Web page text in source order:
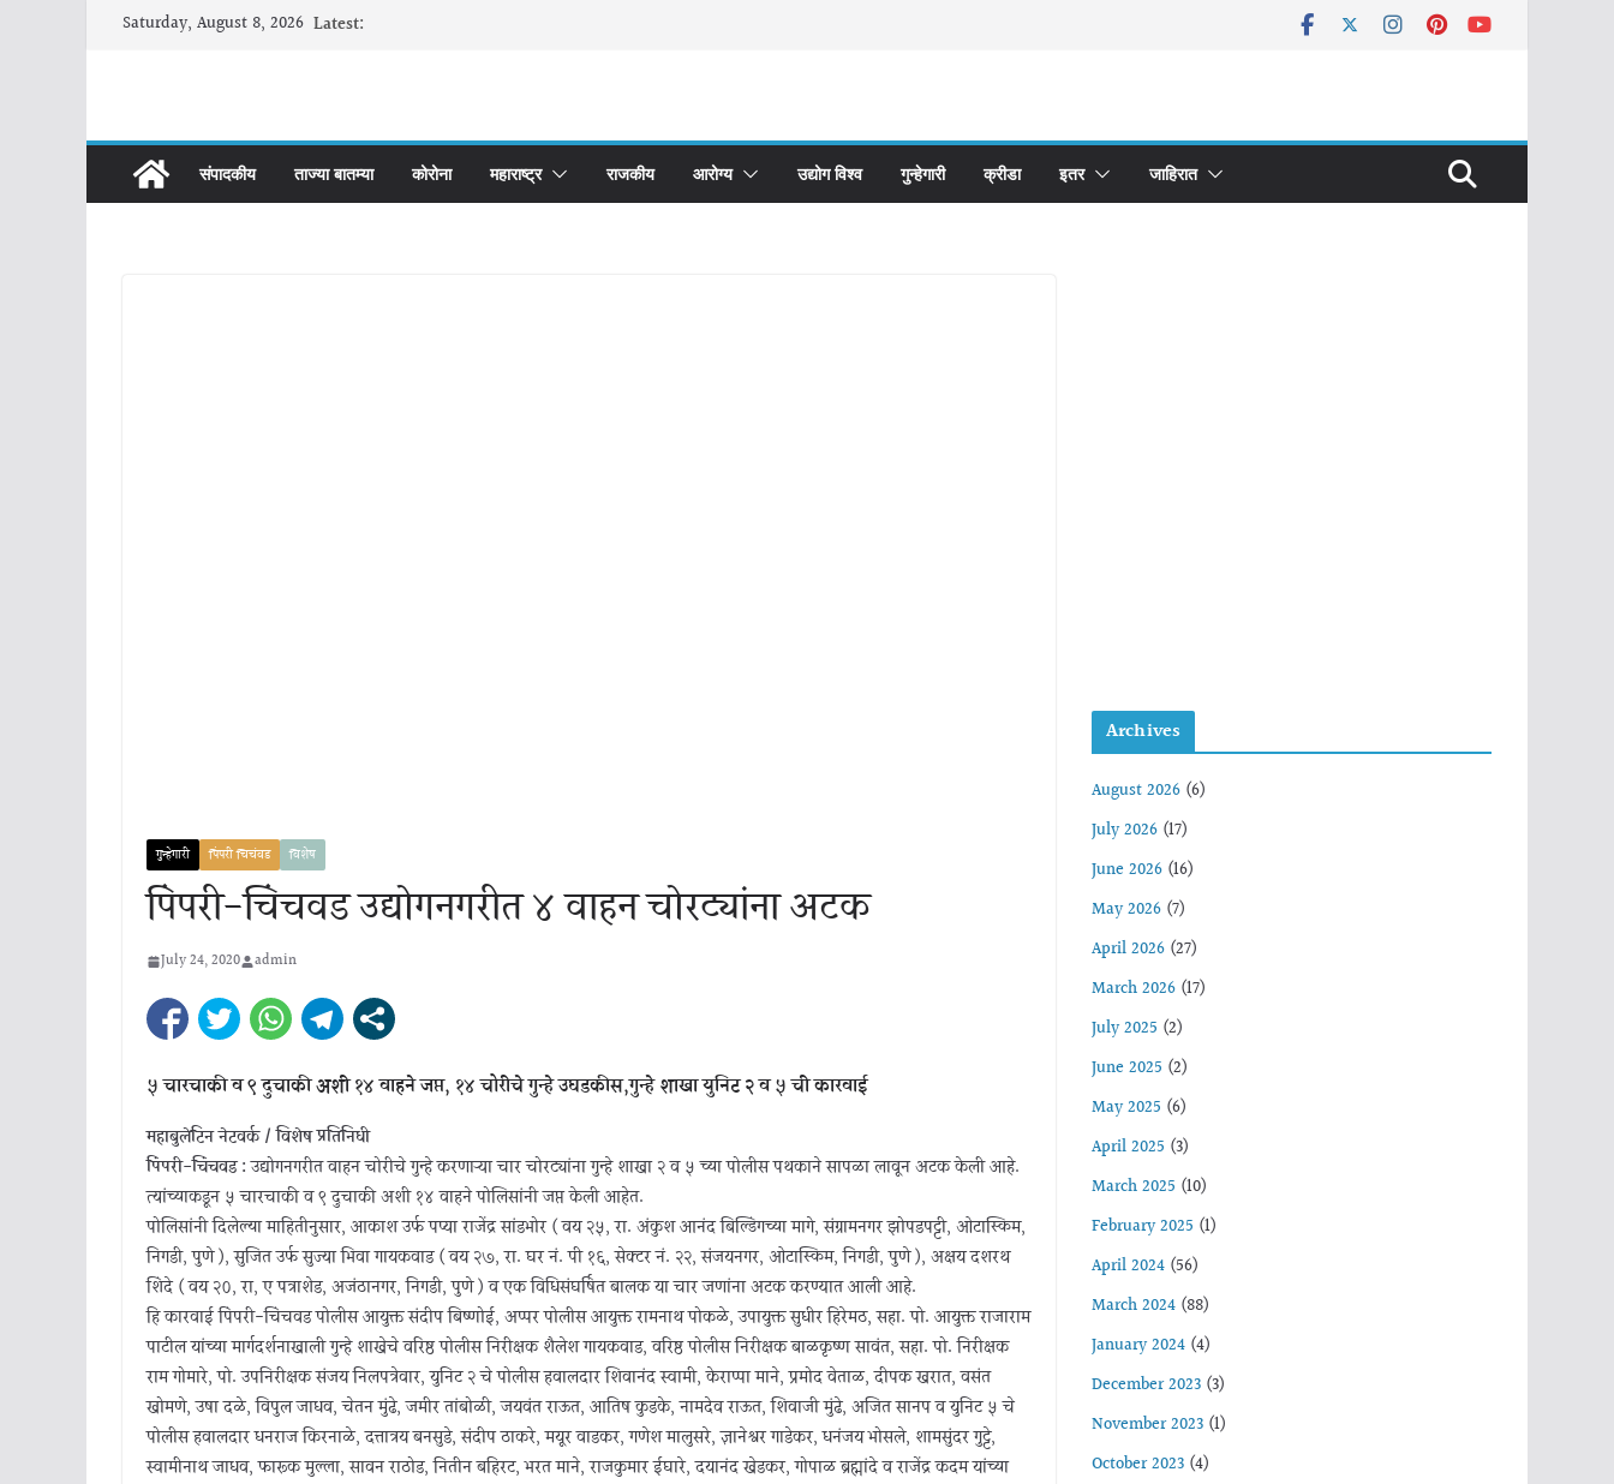
Saturday, August 8, 2026 Latest:
संपादकीय ताज्या बातम्या कोरोना महाराष्ट्र राजकीय आरोग्य उद्योग विश्व गुन्हेगारी क्रीडा इतर जाहिरात
गुन्हेगारी पिंपरी चिचंवड विशेष
पिंपरी-चिंचवड उद्योगनगरीत ४ वाहन चोरट्यांना अटक
July 24, 2020 admin
५ चारचाकी व ९ दुचाकी अशी १४ वाहने जप्त, १४ चोरीचे गुन्हे उघडकीस,गुन्हे शाखा युनिट २ व ५ ची कारवाई
महाबुलेटिन नेटवर्क / विशेष प्रतिनिधी
पिंपरी-चिंचवड :उद्योगनगरीत वाहन चोरीचे गुन्हे करणाऱ्या चार चोरट्यांना गुन्हे शाखा २ व ५ च्या पोलीस पथकाने सापळा लावून अटक केली आहे.
त्यांच्याकडून ५ चारचाकी व ९ दुचाकी अशी १४ वाहने पोलिसांनी जप्त केली आहेत.
पोलिसांनी दिलेल्या माहितीनुसार, आकाश उर्फ पप्या राजेंद्र सांडभोर ( वय २५, रा. अंकुश आनंद बिल्डिंगच्या मागे, संग्रामनगर झोपडपट्टी, ओटास्किम,
निगडी, पुणे ), सुजित उर्फ सुज्या भिवा गायकवाड ( वय २७, रा. घर नं. पी १६, सेक्टर नं. २२, संजयनगर, ओटास्किम, निगडी, पुणे ), अक्षय दशरथ
शिंदे ( वय २०, रा, ए पत्राशेड, अजंठानगर, निगडी, पुणे ) व एक विधिसंघर्षित बालक या चार जणांना अटक करण्यात आली आहे.
हि कारवाई पिंपरी-चिंचवड पोलीस आयुक्त संदीप बिष्णोई, अप्पर पोलीस आयुक्त रामनाथ पोकळे, उपायुक्त सुधीर हिरेमठ, सहा. पो. आयुक्त राजाराम
पाटील यांच्या मार्गदर्शनाखाली गुन्हे शाखेचे वरिष्ठ पोलीस निरीक्षक शैलेश गायकवाड, वरिष्ठ पोलीस निरीक्षक बाळकृष्ण सावंत, सहा. पो. निरीक्षक
राम गोमारे, पो. उपनिरीक्षक संजय निलपत्रेवार, युनिट २ चे पोलीस हवालदार शिवानंद स्वामी, केराप्पा माने, प्रमोद वेताळ, दीपक खरात, वसंत
खोमणे, उषा दळे, विपुल जाधव, चेतन मुंढे, जमीर तांबोळी, जयवंत राऊत, आतिष कुडके, नामदेव राऊत, शिवाजी मुंढे, अजित सानप व युनिट ५ चे
पोलीस हवालदार धनराज किरनाळे, दत्तात्रय बनसुडे, संदीप ठाकरे, मयूर वाडकर, गणेश मालुसरे, ज्ञानेश्वर गाडेकर, धनंजय भोसले, शामसुंदर गुट्टे,
स्वामीनाथ जाधव, फारूक मुल्ला, सावन राठोड, नितीन बहिरट, भरत माने, राजकुमार ईघारे, दयानंद खेडकर, गोपाळ ब्रह्मांदे व राजेंद्र कदम यांच्या
Archives
August 2026 (6)
July 2026 (17)
June 2026 (16)
May 2026 (7)
April 2026 (27)
March 2026 (17)
July 2025 (2)
June 2025 (2)
May 2025 (6)
April 2025 (3)
March 2025 (10)
February 2025 (1)
April 2024 (56)
March 2024 (88)
January 2024 (4)
December 2023 (3)
November 2023 (1)
October 2023 (4)